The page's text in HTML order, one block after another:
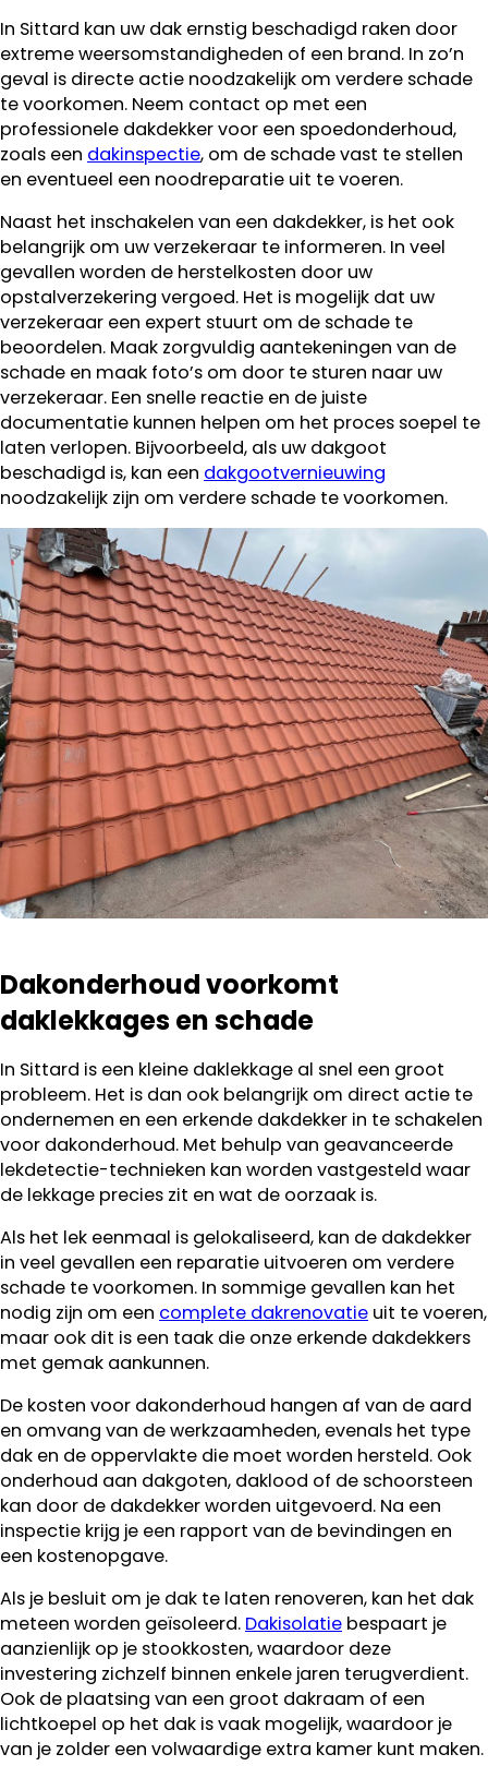
In Sittard kan uw dak ernstig beschadigd raken door
extreme weersomstandigheden of een brand. In zo’n
geval is directe actie noodzakelijk om verdere schade
te voorkomen. Neem contact op met een
professionele dakdekker voor een spoedonderhoud,
zoals een dakinspectie, om de schade vast te stellen
en eventueel een noodreparatie uit te voeren.
Naast het inschakelen van een dakdekker, is het ook
belangrijk om uw verzekeraar te informeren. In veel
gevallen worden de herstelkosten door uw
opstalverzekering vergoed. Het is mogelijk dat uw
verzekeraar een expert stuurt om de schade te
beoordelen. Maak zorgvuldig aantekeningen van de
schade en maak foto’s om door te sturen naar uw
verzekeraar. Een snelle reactie en de juiste
documentatie kunnen helpen om het proces soepel te
laten verlopen. Bijvoorbeeld, als uw dakgoot
beschadigd is, kan een dakgootvernieuwing
noodzakelijk zijn om verdere schade te voorkomen.
Dakonderhoud voorkomt
daklekkages en schade
In Sittard is een kleine daklekkage al snel een groot
probleem. Het is dan ook belangrijk om direct actie te
ondernemen en een erkende dakdekker in te schakelen
voor dakonderhoud. Met behulp van geavanceerde
lekdetectie-technieken kan worden vastgesteld waar
de lekkage precies zit en wat de oorzaak is.
Als het lek eenmaal is gelokaliseerd, kan de dakdekker
in veel gevallen een reparatie uitvoeren om verdere
schade te voorkomen. In sommige gevallen kan het
nodig zijn om een complete dakrenovatie uit te voeren,
maar ook dit is een taak die onze erkende dakdekkers
met gemak aankunnen.
De kosten voor dakonderhoud hangen af van de aard
en omvang van de werkzaamheden, evenals het type
dak en de oppervlakte die moet worden hersteld. Ook
onderhoud aan dakgoten, daklood of de schoorsteen
kan door de dakdekker worden uitgevoerd. Na een
inspectie krijg je een rapport van de bevindingen en
een kostenopgave.
Als je besluit om je dak te laten renoveren, kan het dak
meteen worden geïsoleerd. Dakisolatie bespaart je
aanzienlijk op je stookkosten, waardoor deze
investering zichzelf binnen enkele jaren terugverdient.
Ook de plaatsing van een groot dakraam of een
lichtkoepel op het dak is vaak mogelijk, waardoor je
van je zolder een volwaardige extra kamer kunt maken.